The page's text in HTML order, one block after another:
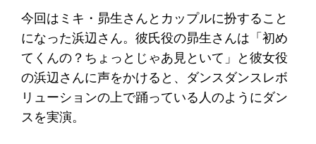
今回はミキ・昴生さんとカップルに扮すること
になった浜辺さん。彼氏役の昴生さんは「初め
てくんの？ちょっとじゃあ見といて」と彼女役
の浜辺さんに声をかけると、ダンスダンスレボ
リューションの上で踊っている人のようにダン
スを実演。